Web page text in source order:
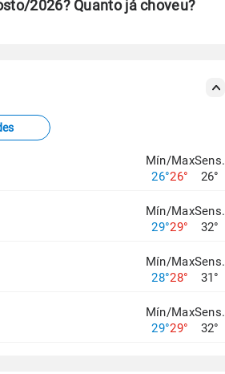
2026? Quanto já choveu?
Mín/Max
26°26°
Sens.
26°
Mín/Max
29°29°
Sens.
32°
Mín/Max
28°28°
Sens.
31°
Mín/Max
29°29°
Sens.
32°